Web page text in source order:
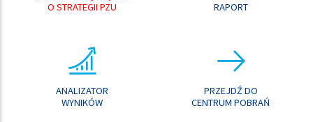
O STRATEGII PZU
RAPORT
ANALIZATOR
WYNIKÓW
PRZEJDŹ DO
CENTRUM POBRAŃ